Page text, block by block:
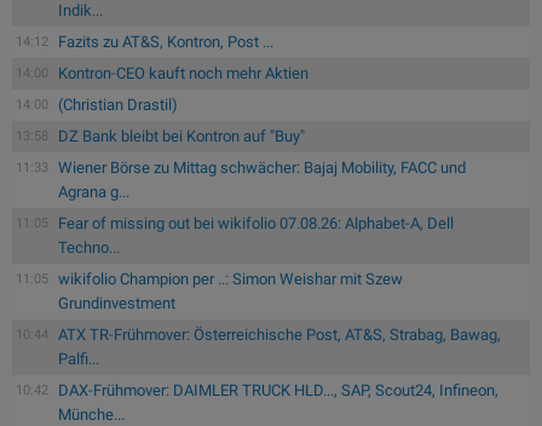
Indik...
14:12 Fazits zu AT&S, Kontron, Post ...
14:00 Kontron-CEO kauft noch mehr Aktien
14:00 (Christian Drastil)
13:58 DZ Bank bleibt bei Kontron auf "Buy"
11:33
Wiener Börse zu Mittag schwächer: Bajaj Mobility, FACC und
Agrana g...
11:05
Fear of missing out bei wikifolio 07.08.26: Alphabet-A, Dell
Techno...
11:05
wikifolio Champion per ..: Simon Weishar mit Szew
Grundinvestment
10:44
ATX TR-Frühmover: Österreichische Post, AT&S, Strabag, Bawag,
Palfi...
10:42
DAX-Frühmover: DAIMLER TRUCK HLD..., SAP, Scout24, Infineon,
Münche...